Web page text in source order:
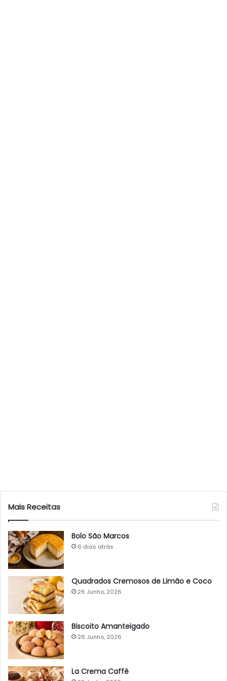
Mais Receitas
Bolo São Marcos
6 dias atrás
Quadrados Cremosos de Limão e Coco
26 Junho, 2026
Biscoito Amanteigado
26 Junho, 2026
La Crema Caffè